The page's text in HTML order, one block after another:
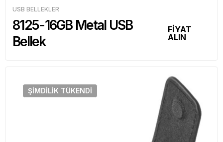
USB BELLEKLER
8125-16GB Metal USB
Bellek
FİYAT
ALIN
ŞIMDILIK TÜKENDI